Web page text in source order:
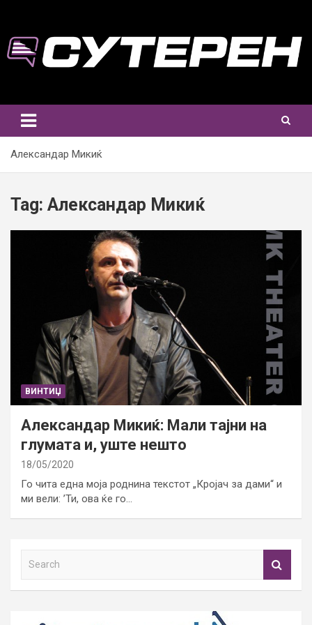
content
Александар Микиќ
Tag: Александар Микиќ
ВИНТИЏ
Александар Микиќ: Мали тајни на
глумата и, уште нешто
18/05/2020
Го чита една моја роднина текстот „Кројач за дами“ и
ми вели: ’Ти, ова ќе го…